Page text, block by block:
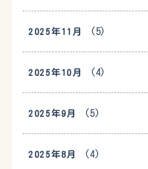
2025年11月 (5)
2025年10月 (4)
2025年9月 (5)
2025年8月 (4)